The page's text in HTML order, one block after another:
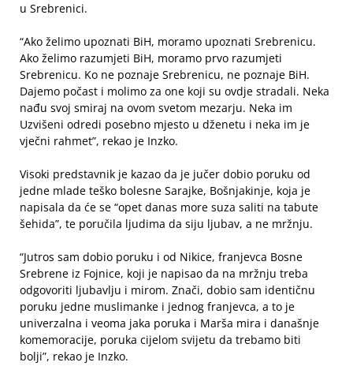
u Srebrenici.
“Ako želimo upoznati BiH, moramo upoznati Srebrenicu.
Ako želimo razumjeti BiH, moramo prvo razumjeti
Srebrenicu. Ko ne poznaje Srebrenicu, ne poznaje BiH.
Dajemo počast i molimo za one koji su ovdje stradali. Neka
nađu svoj smiraj na ovom svetom mezarju. Neka im
Uzvišeni odredi posebno mjesto u dženetu i neka im je
vječni rahmet”, rekao je Inzko.
Visoki predstavnik je kazao da je jučer dobio poruku od
jedne mlade teško bolesne Sarajke, Bošnjakinje, koja je
napisala da će se “opet danas more suza saliti na tabute
šehida”, te poručila ljudima da siju ljubav, a ne mržnju.
“Jutros sam dobio poruku i od Nikice, franjevca Bosne
Srebrene iz Fojnice, koji je napisao da na mržnju treba
odgovoriti ljubavlju i mirom. Znači, dobio sam identičnu
poruku jedne muslimanke i jednog franjevca, a to je
univerzalna i veoma jaka poruka i Marša mira i današnje
komemoracije, poruka cijelom svijetu da trebamo biti
bolji”, rekao je Inzko.